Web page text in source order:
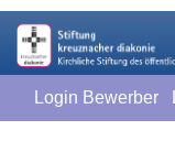
Login Bewerber